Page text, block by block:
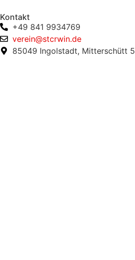
Kontakt
+49 841 9934769
verein@stcrwin.de
85049 Ingolstadt, Mitterschütt 5